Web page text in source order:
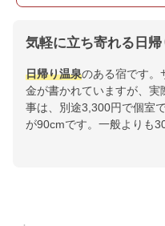
気軽に立ち寄れる日帰
日帰り温泉のある宿です。
金が書かれていますが、実
事は、別途3,300円で個室
が90cmです。一般よりも